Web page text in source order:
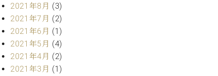
イ
ン
デ
ジ
タ
ル)
ン
ト
情
八
王
子
2021年8月 (3)
2021年7月 (2)
2021年6月 (1)
2021年5月 (4)
2021年4月 (2)
2021年3月 (1)